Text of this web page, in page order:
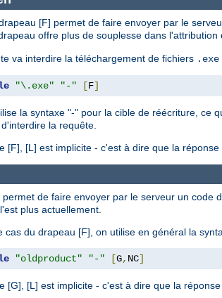
[F] permet de faire envoyer par le
drapeau offre plus de souplesse dans l'attribution
va interdire la téléchargement de fichiers .exe
"\.exe" "-" [F]
la syntaxe "-" pour la cible de réécriture, ce
la requête.
[F], [L] est implicite - c'est à dire que la
de faire envoyer par le serveur un code
plus actuellement.
cas du drapeau [F], on utilise en général la
"oldproduct" "-" [G, NC]
[G], [L] est implicite - c'est à dire que la